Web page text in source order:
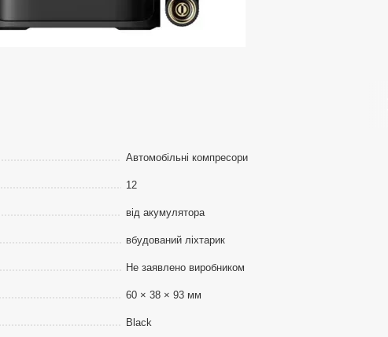
Автомобільні компресори
12
від акумулятора
вбудований ліхтарик
Не заявлено виробником
60 × 38 × 93 мм
Black